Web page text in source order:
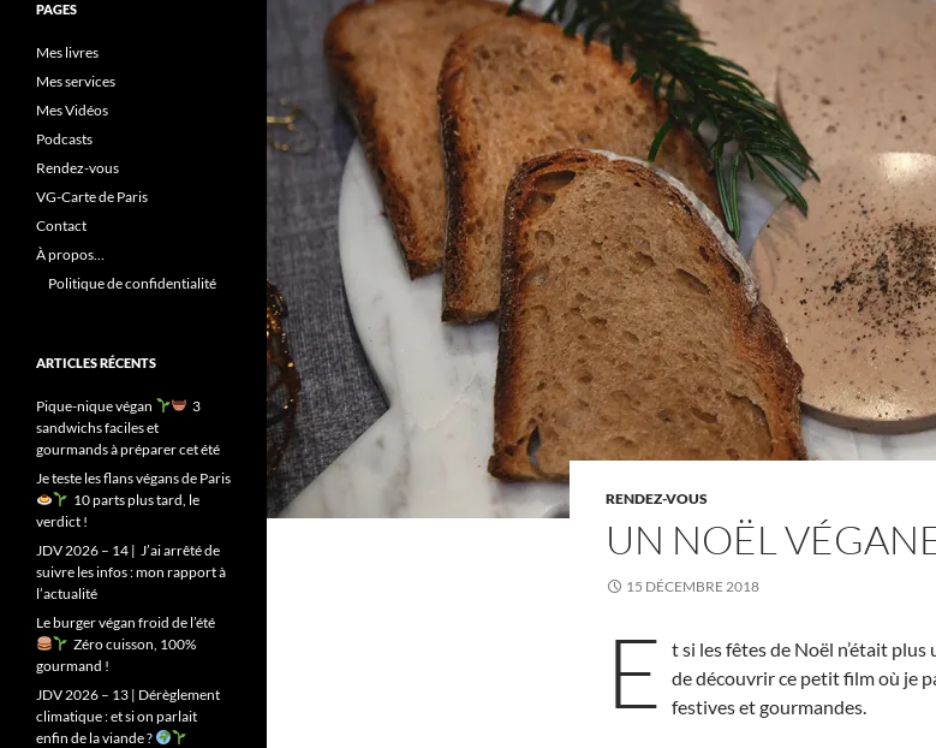
RENDEZ-VOUS
UN NOËL
15 DÉCEMBRE 2018
E
t si les fêtes de Noël n’était plus
de découvrir ce petit film où je
festives et gourmandes.
PAGES
Mes livres
Mes services
Mes Vidéos
Podcasts
Rendez-vous
VG-Carte de Paris
Contact
À propos…
Politique de confidentialité
ARTICLES RÉCENTS
Pique-nique végan
3
sandwichs faciles et
gourmands à préparer cet été
Je teste les flans végans de Paris
10 parts plus tard, le
verdict !
JDV 2026 – 14 | J’ai arrêté de
suivre les infos : mon rapport à
l’actualité
Le burger végan froid de l’été
Zéro cuisson, 100%
gourmand !
JDV 2026 – 13 | Dérèglement
climatique : et si on parlait
enfin de la viande ?